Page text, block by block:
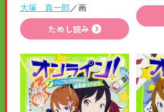
大塚 真一郎 ／画
ためし読み